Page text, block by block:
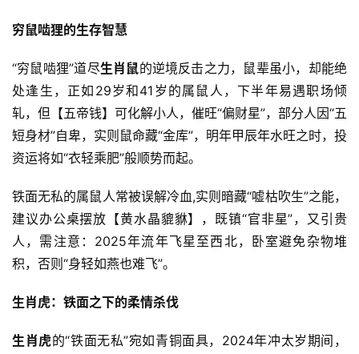
穷鼠啮狸的生存智慧
“穷鼠啮狸”道尽生肖鼠的逆境反击之力，鼠辈虽小，却能绝
处逢生，正如29岁和41岁的属鼠人，下半年易遇职场倾
轧，但【五帝钱】可化解小人，催旺“偏财星”，部分人因“五
短身材”自卑，实则鼠命藏“金库”，明年甲辰年水旺之时，投
资运将如“衣轻乘肥”般顺势而起。
铁面无私的属鼠人常被误解冷血,实则暗藏“嘘枯吹生”之能，
建议办公桌摆放【黄水晶貔貅】，既镇“官非星”，又引贵
人，需注意：2025年流年飞星至西北，卧室避免杂物堆
积，否则“身轻如燕也难飞”。
生肖虎：铁面之下的柔情杀伐
生肖虎的“铁面无私”宛如青铜面具，2024年冲太岁期间，